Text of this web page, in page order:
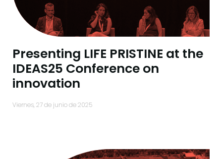
Presenting LIFE PRISTINE at the
IDEAS25 Conference on
innovation
viernes, 27 de junio de 2025